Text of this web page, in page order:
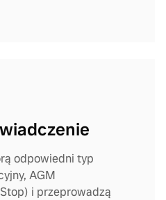
odpowiedni typ
AGM
i przeprowadzą